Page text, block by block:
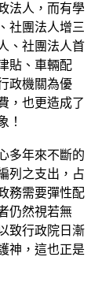
法人，而有學
社團法人增三
、社團法人首
貼、車輛配
政機關為優
，也更造成了
！
多年來不斷的
列之支出，占
務需要彈性配
仍然視若無
致行政院日漸
神，這也正是